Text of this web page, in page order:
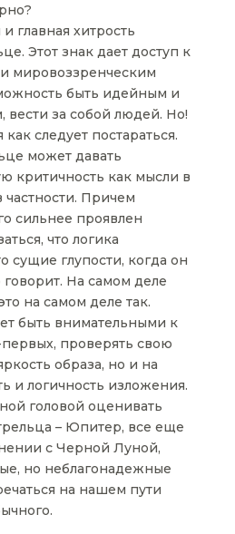
главная хитрость
Этот знак дает доступ к
мировоззренческим
быть идейным и
за собой людей. Но!
следует постараться.
может давать
критичность как мысли в
частности. Причем
сильнее проявлен
что логика
сущие глупости, когда он
На самом деле
на самом деле так.
быть внимательными к
проверять свою
образа, но и на
и логичность изложения.
головой оценивать
– Юпитер, все еще
с Черной Луной,
но неблагонадежные
на нашем пути